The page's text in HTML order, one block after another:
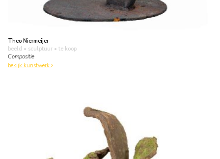
Theo Niermeijer
beeld • sculptuur • te koop
Compositie
bekijk kunstwerk